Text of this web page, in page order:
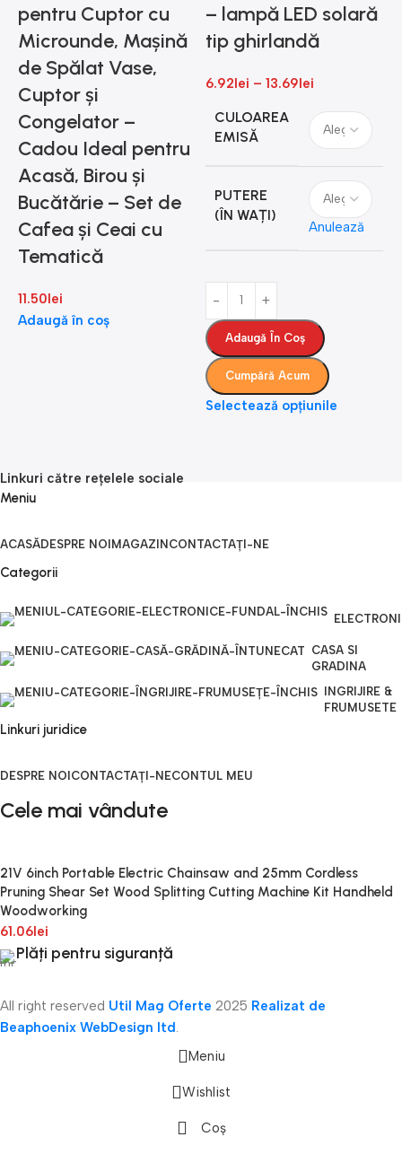
pentru Cuptor cu
Microunde, Mașină
de Spălat Vase,
Cuptor și
Congelator –
Cadou Ideal pentru
Acasă, Birou și
Bucătărie – Set de
Cafea și Ceai cu
Tematică
11.50lei
Adaugă în coș
– lampă LED solară
tip ghirlandă
6.92lei – 13.69lei
CULOAREA
EMISĂ
PUTERE
(ÎN WAȚI)
Anulează
Adaugă În Coș
Cumpără Acum
Selectează opțiunile
Linkuri către rețelele sociale
Meniu
ACASĂDESPRE NOI MAGAZIN CONTACTAȚI-NE
Categorii
CASA SI
GRADINA
INGRIJIRE &
FRUMUSETE
Linkuri juridice
DESPRE NOI CONTACTAȚI-NECONTUL MEU
Cele mai vândute
21V 6inch Portable Electric Chainsaw and 25mm Cordless
Pruning Shear Set Wood Splitting Cutting Machine Kit Handheld
Woodworking
61.06 lei
Plăți pentru siguranță
All right reserved Util Mag Oferte 2025 Realizat de
Beaphoenix WebDesign ltd.
Meniu
Wishlist
Coș